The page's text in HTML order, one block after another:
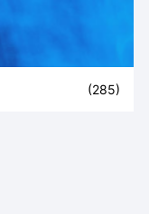
(285)